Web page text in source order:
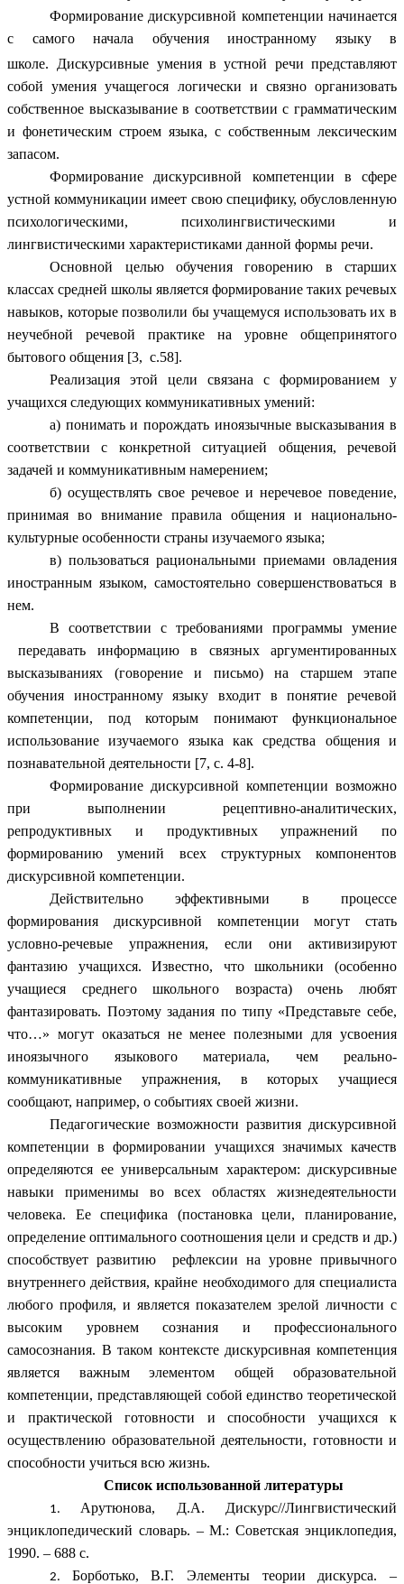
Формирование дискурсивной компетенции начинается
с самого начала обучения иностранному языку в
школе.
Дискурсивные умения в устной речи представляют
собой умения учащегося логически и связно организовать
собственное высказывание в соответствии с грамматическим
и фонетическим строем языка, с собственным лексическим
запасом.
Формирование дискурсивной компетенции в сфере
устной коммуникации имеет свою специфику, обусловленную
психологическими, психолингвистическими и
лингвистическими характеристиками данной формы речи.
Основной целью обучения говорению в старших
классах средней школы является формирование таких речевых
навыков, которые позволили бы учащемуся использовать их в
неучебной речевой практике на уровне общепринятого
бытового общения [3, с.58].
Реализация этой цели связана с формированием у
учащихся следующих коммуникативных умений:
а) понимать и порождать иноязычные высказывания в
соответствии с конкретной ситуацией общения, речевой
задачей и коммуникативным намерением;
б) осуществлять свое речевое и неречевое поведение,
принимая во внимание правила общения и национально-
культурные особенности страны изучаемого языка;
в) пользоваться рациональными приемами овладения
иностранным языком, самостоятельно совершенствоваться в
нем.
В соответствии с требованиями программы умение
передавать информацию в связных аргументированных
высказываниях (говорение и письмо) на старшем этапе
обучения иностранному языку входит в понятие речевой
компетенции, под которым понимают функциональное
использование изучаемого языка как средства общения и
познавательной деятельности [7, c. 4-8].
Формирование дискурсивной компетенции возможно
при выполнении рецептивно-аналитических,
репродуктивных и продуктивных упражнений по
формированию умений всех структурных компонентов
дискурсивной компетенции.
Действительно эффективными в процессе
формирования дискурсивной компетенции могут стать
условно-речевые упражнения, если они активизируют
фантазию учащихся. Известно, что школьники (особенно
учащиеся среднего школьного возраста) очень любят
фантазировать. Поэтому задания по типу «Представьте себе,
что…» могут оказаться не менее полезными для усвоения
иноязычного языкового материала, чем реально-
коммуникативные упражнения, в которых учащиеся
сообщают, например, о событиях своей жизни.
Педагогические возможности развития дискурсивной
компетенции в формировании учащихся значимых качеств
определяются ее универсальным характером: дискурсивные
навыки применимы во всех областях жизнедеятельности
человека. Ее специфика (постановка цели, планирование,
определение оптимального соотношения цели и средств и др.)
способствует развитию рефлексии на уровне привычного
внутреннего действия, крайне необходимого для специалиста
любого профиля, и является показателем зрелой личности с
высоким уровнем сознания и профессионального
самосознания. В таком контексте дискурсивная компетенция
является важным элементом общей образовательной
компетенции, представляющей собой единство теоретической
и практической готовности и способности учащихся к
осуществлению образовательной деятельности, готовности и
способности учиться всю жизнь.
Список использованной литературы
Арутюнова, Д.А. Дискурс//Лингвистический
энциклопедический словарь. – М.: Советская энциклопедия,
1990. – 688 с.
Борботько, В.Г. Элементы теории дискурса. –